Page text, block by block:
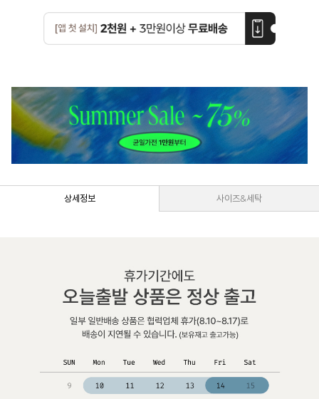
상세정보 사이즈&세탁